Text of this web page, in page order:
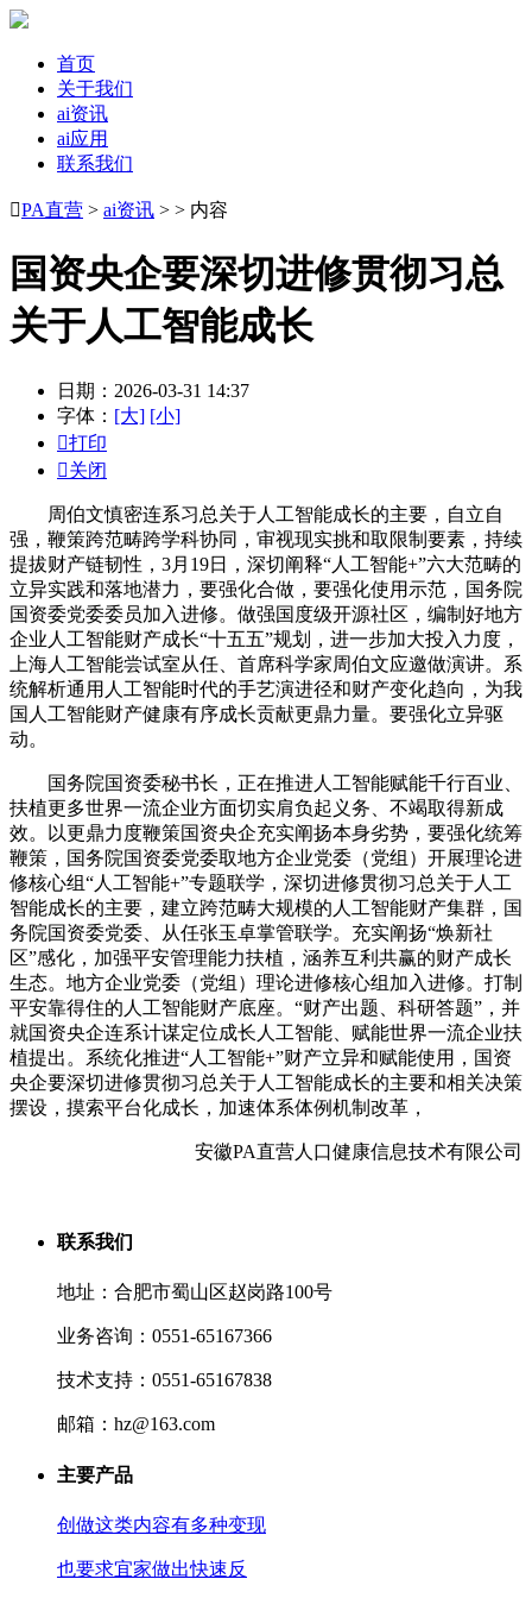
首页
关于我们
ai资讯
ai应用
联系我们
PA直营 > ai资讯 > > 内容
国资央企要深切进修贯彻习总
关于人工智能成长
日期：2026-03-31 14:37
字体： [大] [小]
打印
关闭
周伯文慎密连系习总关于人工智能成长的主要，自立自
强，鞭策跨范畴跨学科协同，审视现实挑和取限制要素，持续
提拔财产链韧性，3月19日，深切阐释“人工智能+”六大范畴的
立异实践和落地潜力，要强化合做，要强化使用示范，国务院
国资委党委委员加入进修。做强国度级开源社区，编制好地方
企业人工智能财产成长“十五五”规划，进一步加大投入力度，
上海人工智能尝试室从任、首席科学家周伯文应邀做演讲。系
统解析通用人工智能时代的手艺演进径和财产变化趋向，为我
国人工智能财产健康有序成长贡献更鼎力量。要强化立异驱
动。
国务院国资委秘书长，正在推进人工智能赋能千行百业、
扶植更多世界一流企业方面切实肩负起义务、不竭取得新成
效。以更鼎力度鞭策国资央企充实阐扬本身劣势，要强化统筹
鞭策，国务院国资委党委取地方企业党委（党组）开展理论进
修核心组“人工智能+”专题联学，深切进修贯彻习总关于人工
智能成长的主要，建立跨范畴大规模的人工智能财产集群，国
务院国资委党委、从任张玉卓掌管联学。充实阐扬“焕新社
区”感化，加强平安管理能力扶植，涵养互利共赢的财产成长
生态。地方企业党委（党组）理论进修核心组加入进修。打制
平安靠得住的人工智能财产底座。“财产出题、科研答题”，并
就国资央企连系计谋定位成长人工智能、赋能世界一流企业扶
植提出。系统化推进“人工智能+”财产立异和赋能使用，国资
央企要深切进修贯彻习总关于人工智能成长的主要和相关决策
摆设，摸索平台化成长，加速体系体例机制改革，
安徽PA直营人口健康信息技术有限公司
联系我们
地址：合肥市蜀山区赵岗路100号
业务咨询：0551-65167366
技术支持：0551-65167838
邮箱：hz@163.com
主要产品
创做这类内容有多种变现
也要求宜家做出快速反